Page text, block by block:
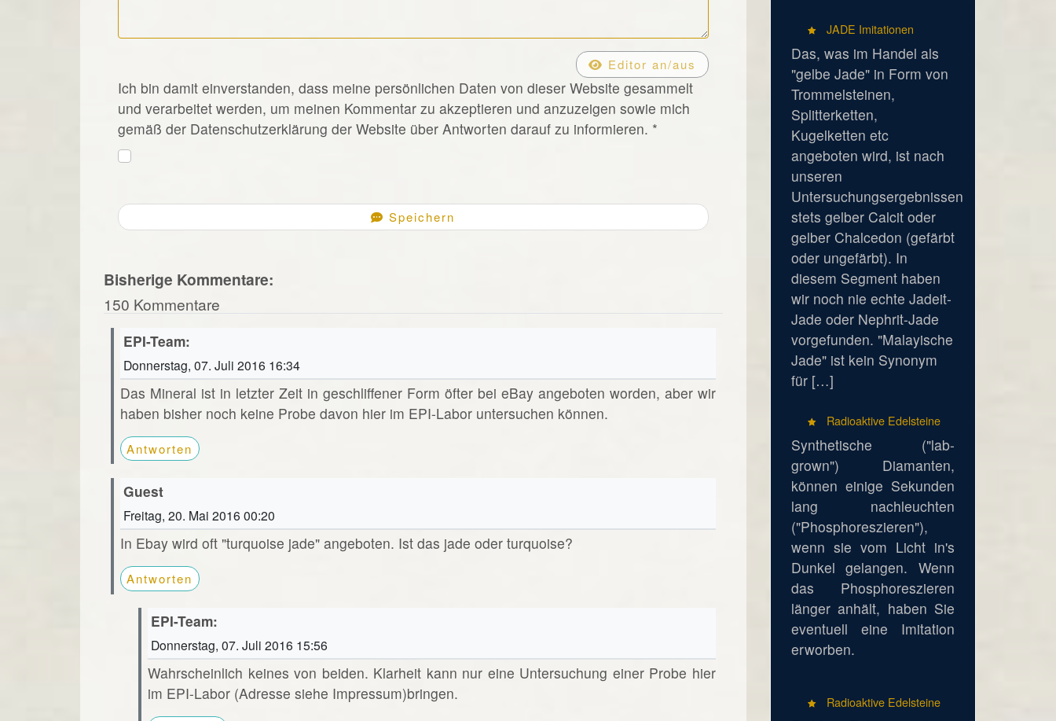
Editor an/aus
Ich bin damit einverstanden, dass meine persönlichen Daten von dieser Website gesammelt
und verarbeitet werden, um meinen Kommentar zu akzeptieren und anzuzeigen sowie mich
gemäß der Datenschutzerklärung der Website über Antworten darauf zu informieren. *
Speichern
Bisherige Kommentare:
150 Kommentare
EPI-Team:
Donnerstag, 07. Juli 2016 16:34
Das Mineral ist in letzter Zeit in geschliffener Form öfter bei eBay angeboten worden, aber wir
haben bisher noch keine Probe davon hier im EPI-Labor untersuchen können.
Antworten
Guest
Freitag, 20. Mai 2016 00:20
In Ebay wird oft "turquoise jade" angeboten. Ist das jade oder turquoise?
Antworten
EPI-Team:
Donnerstag, 07. Juli 2016 15:56
Wahrscheinlich keines von beiden. Klarheit kann nur eine Untersuchung einer Probe hier
im EPI-Labor (Adresse siehe Impressum)bringen.
JADE Imitationen
Das, was im Handel als
"gelbe Jade" in Form von
Trommelsteinen,
Splitterketten,
Kugelketten etc
angeboten wird, ist nach
unseren
Untersuchungsergebnissen
stets gelber Calcit oder
gelber Chalcedon (gefärbt
oder ungefärbt). In
diesem Segment haben
wir noch nie echte Jadeit-
Jade oder Nephrit-Jade
vorgefunden. "Malayische
Jade" ist kein Synonym
für […]
Radioaktive Edelsteine
Synthetische ("lab-
grown") Diamanten,
können einige Sekunden
lang nachleuchten
("Phosphoreszieren"),
wenn sie vom Licht in's
Dunkel gelangen. Wenn
das Phosphoreszieren
länger anhält, haben Sie
eventuell eine Imitation
erworben.
Radioaktive Edelsteine